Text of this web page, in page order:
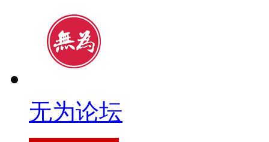
无为论坛